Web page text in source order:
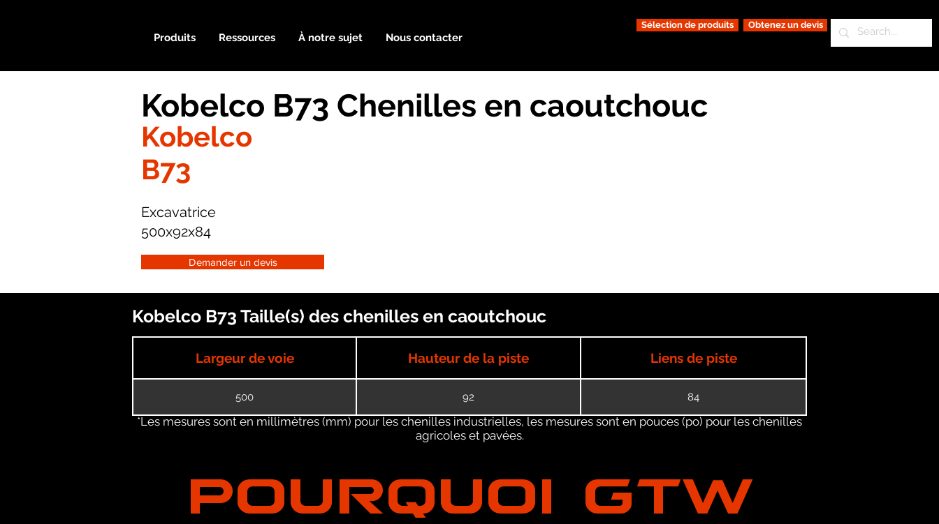
Produits Ressources À notre sujet Nous contacter
Sélection de produits Obtenez un devis
Kobelco B73 Chenilles en caoutchouc
Kobelco
B73
Excavatrice
500x92x84
Demander un devis
Kobelco B73 Taille(s) des chenilles en caoutchouc
Largeur de voie Hauteur de la piste Liens de piste
500 92 84
*Les mesures sont en millimètres (mm) pour les chenilles industrielles, les mesures sont en pouces (po) pour les chenilles
agricoles et pavées.
POURQUOI GTW